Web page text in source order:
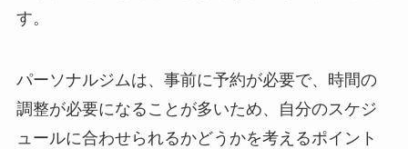
す。
パーソナルジムは、事前に予約が必要で、時間の
調整が必要になることが多いため、自分のスケジ
ュールに合わせられるかどうかを考えるポイント